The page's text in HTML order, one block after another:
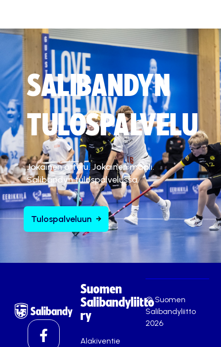
SALIBANDYN
TULOSPALVELU
Jokainen ottelu. Jokainen maali.
Salibandyn tulospalvelussa.
Tulospalveluun
Suomen
Salibandyliitto
ry
Alakiventie
© Suomen
Salibandyliitto
2026